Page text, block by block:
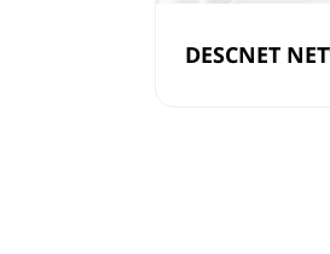
DESCNET